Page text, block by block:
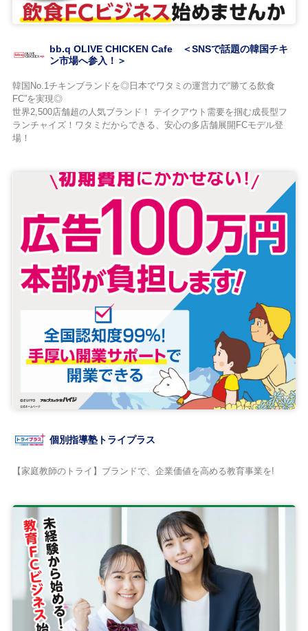
bb.q OLIVE CHICKEN Cafe ＜SNSで話題の韓国チキ
ン市場へ参入！＞
韓国No.1チキンブランドを◎日本でワタミの運営力で“勝てる飲食
FC”を実現◎
世界2,500店舗超の人気ブランド！ テイクアウト需要を掴む成長型フ
ランチャイズ！ワタミだからできる、安心の多店舗展開FCモデル登
場！
個別指導塾トライプラス
【家庭教師のトライ】ブランドで、企業価値を高める教育事業を!